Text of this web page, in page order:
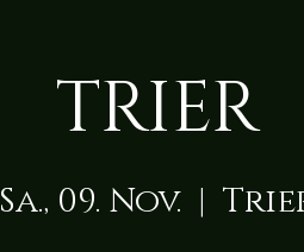
TRIER
Sa., 09. Nov.
  |